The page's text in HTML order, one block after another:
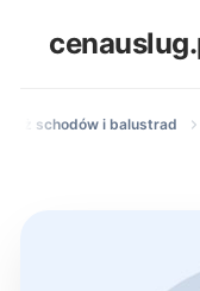
schodów i balustrad